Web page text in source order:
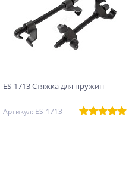
ES-1713 Стяжка для пружин
Артикул: ES-1713